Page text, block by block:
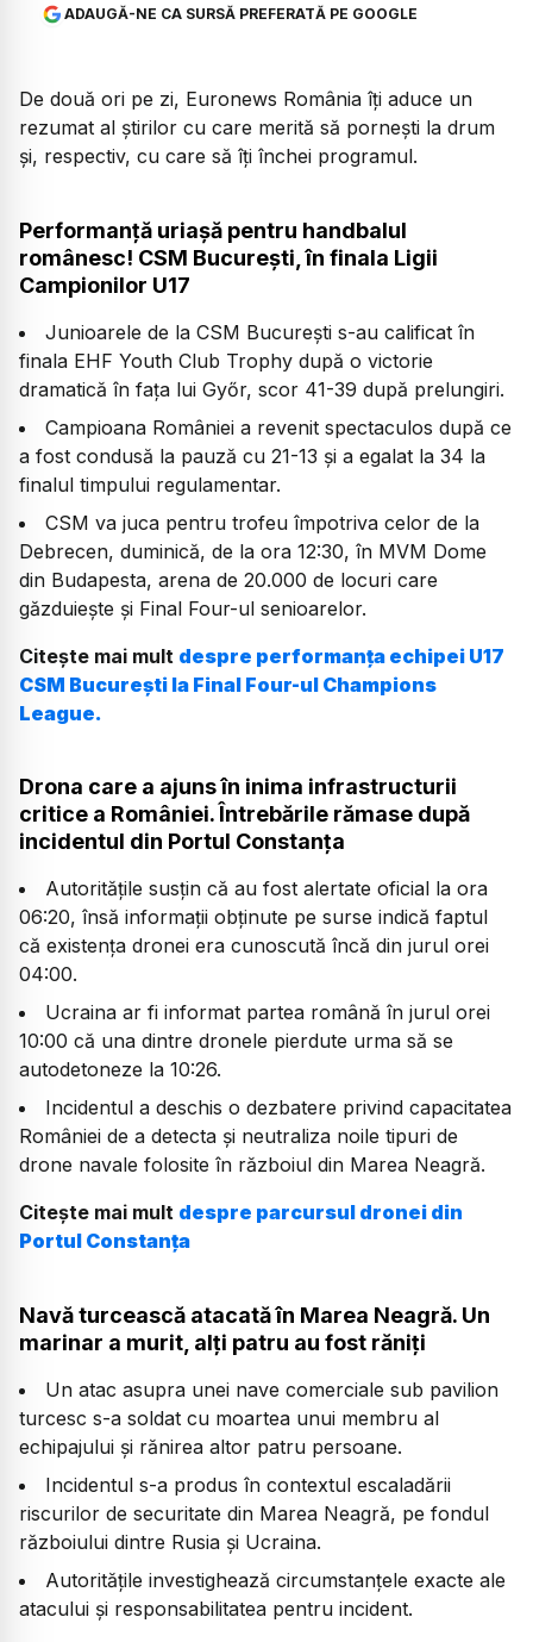
ADAUGĂ-NE CA SURSĂ PREFERATĂ PE GOOGLE
De două ori pe zi, Euronews România îți aduce un
rezumat al știrilor cu care merită să pornești la drum
și, respectiv, cu care să îți închei programul.
Performanță uriașă pentru handbalul
românesc! CSM București, în finala Ligii
Campionilor U17
Junioarele de la CSM București s-au calificat în
finala EHF Youth Club Trophy după o victorie
dramatică în fața lui Győr, scor 41-39 după prelungiri.
Campioana României a revenit spectaculos după ce
a fost condusă la pauză cu 21-13 și a egalat la 34 la
finalul timpului regulamentar.
CSM va juca pentru trofeu împotriva celor de la
Debrecen, duminică, de la ora 12:30, în MVM Dome
din Budapesta, arena de 20.000 de locuri care
găzduiește și Final Four-ul senioarelor.
Citește mai mult despre performanța echipei U17
CSM București la Final Four-ul Champions
League.
Drona care a ajuns în inima infrastructurii
critice a României. Întrebările rămase după
incidentul din Portul Constanța
Autoritățile susțin că au fost alertate oficial la ora
06:20, însă informații obținute pe surse indică faptul
că existența dronei era cunoscută încă din jurul orei
04:00.
Ucraina ar fi informat partea română în jurul orei
10:00 că una dintre dronele pierdute urma să se
autodetoneze la 10:26.
Incidentul a deschis o dezbatere privind capacitatea
României de a detecta și neutraliza noile tipuri de
drone navale folosite în războiul din Marea Neagră.
Citește mai mult despre parcursul dronei din
Portul Constanța
Navă turcească atacată în Marea Neagră. Un
marinar a murit, alți patru au fost răniți
Un atac asupra unei nave comerciale sub pavilion
turcesc s-a soldat cu moartea unui membru al
echipajului și rănirea altor patru persoane.
Incidentul s-a produs în contextul escaladării
riscurilor de securitate din Marea Neagră, pe fondul
războiului dintre Rusia și Ucraina.
Autoritățile investighează circumstanțele exacte ale
atacului și responsabilitatea pentru incident.